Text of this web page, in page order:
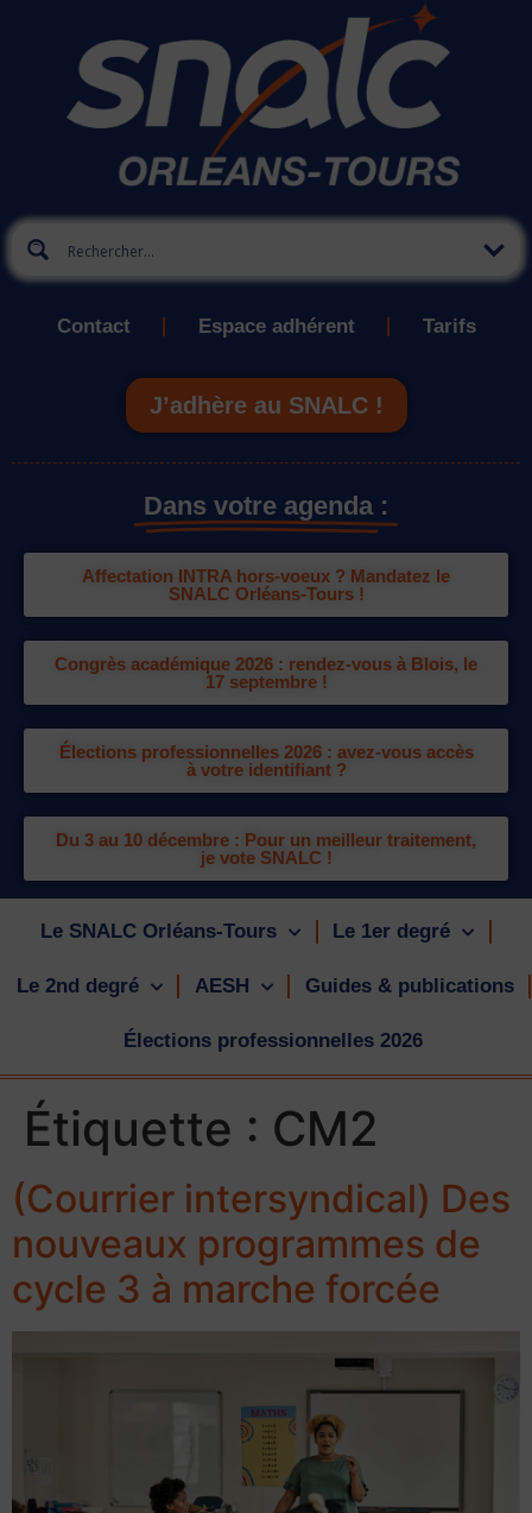
Contact Espace adhérent Tarifs
J’adhère au SNALC !
Dans votre agenda :
Affectation INTRA hors-voeux ? Mandatez le
SNALC Orléans-Tours !
Congrès académique 2026 : rendez-vous à Blois, le
17 septembre !
Élections professionnelles 2026 : avez-vous accès
à votre identifiant ?
Du 3 au 10 décembre : Pour un meilleur traitement,
je vote SNALC !
Le SNALC Orléans-Tours Le 1er degré
Le 2nd degré AESH Guides & publications
Élections professionnelles 2026
Étiquette : CM2
(Courrier intersyndical) Des
nouveaux programmes de
cycle 3 à marche forcée